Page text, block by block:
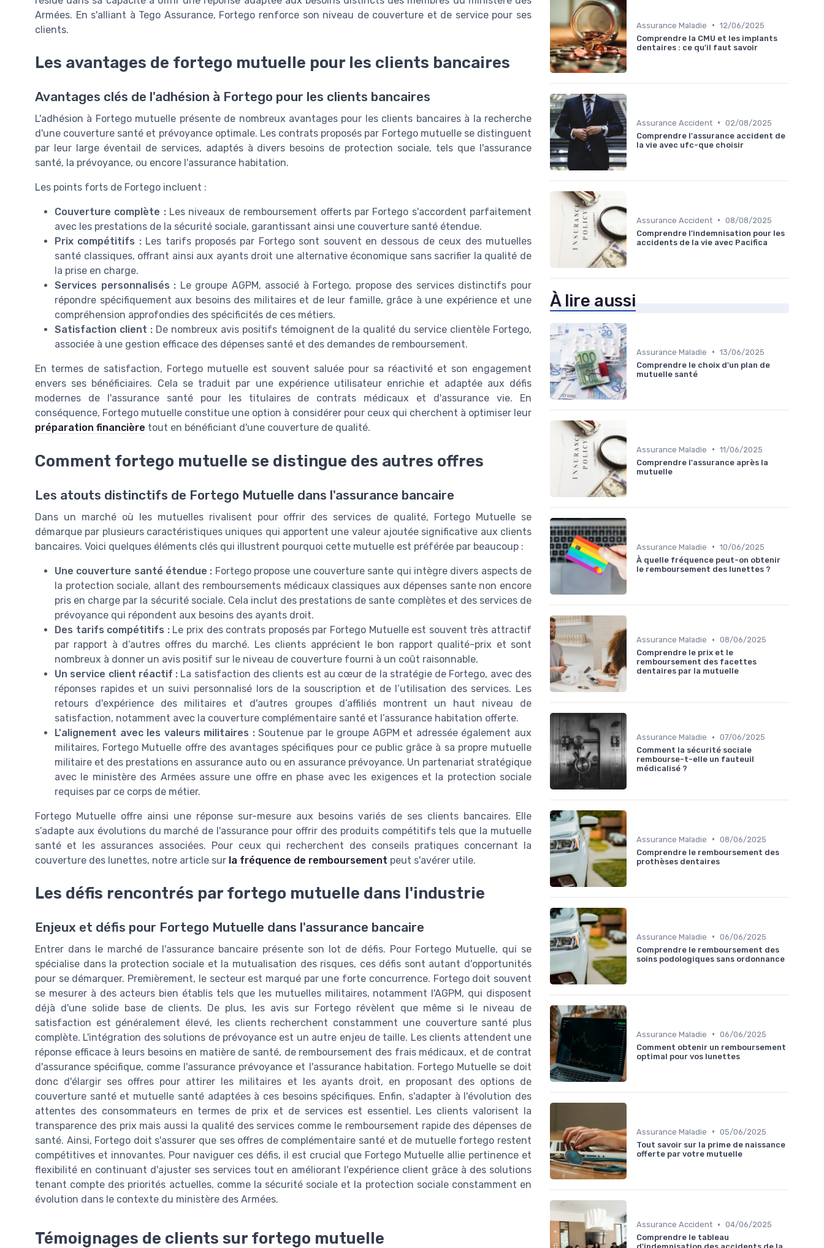
Armées. En s'alliant à Tego Assurance, Fortego renforce son niveau de couverture et de service pour ses
clients.
Les avantages de fortego mutuelle pour les clients bancaires
Avantages clés de l'adhésion à Fortego pour les clients bancaires
L'adhésion à Fortego mutuelle présente de nombreux avantages pour les clients bancaires à la recherche
d'une couverture santé et prévoyance optimale. Les contrats proposés par Fortego mutuelle se distinguent
par leur large éventail de services, adaptés à divers besoins de protection sociale, tels que l'assurance
santé, la prévoyance, ou encore l'assurance habitation.
Les points forts de Fortego incluent :
Couverture complète :Les niveaux de remboursement offerts par Fortego s'accordent parfaitement
avec les prestations de la sécurité sociale, garantissant ainsi une couverture santé étendue.
Prix compétitifs :Les tarifs proposés par Fortego sont souvent en dessous de ceux des mutuelles
santé classiques, offrant ainsi aux ayants droit une alternative économique sans sacrifier la qualité de
la prise en charge.
Services personnalisés : Le groupe AGPM, associé à Fortego, propose des services distinctifs pour
répondre spécifiquement aux besoins des militaireset de leur famille, grâce à une expérience et une
compréhension approfondies des spécificités de ces métiers.
Satisfaction client :De nombreux avispositifs témoignent de la qualité du service clientèle Fortego,
associée à une gestion efficace des dépenses santé et des demandes de remboursement.
En termes de satisfaction, Fortego mutuelle est souvent saluée pour sa réactivité et son engagement
envers ses bénéficiaires. Cela se traduit par une expérienceutilisateur enrichie et adaptée aux défis
modernes de l'assurance santé pour les titulaires de contrats médicaux et d'assurance vie. En
conséquence, Fortego mutuelle constitue une option à considérer pour ceux qui cherchent à optimiser leur
préparation financière tout en bénéficiant d'une couverture de qualité.
Comment fortego mutuelle se distingue des autres offres
Les atouts distinctifs de Fortego Mutuelle dans l'assurance bancaire
Dans un marché où les mutuelles rivalisent pour offrir des services de qualité, Fortego Mutuelle se
démarque par plusieurs caractéristiques uniques qui apportent une valeur ajoutée significative aux clients
bancaires. Voici quelques éléments clés qui illustrent pourquoi cette mutuelle est préférée par beaucoup :
Une couverture santé étendue : Fortego propose une couverture sante qui intègre divers aspects de
la protection sociale, allant des remboursements médicaux classiques aux dépenses sante non encore
pris en charge par la sécurité sociale. Cela inclut des prestations de sante complètes et des services de
prévoyance qui répondent aux besoins des ayants droit.
Des tarifs compétitifs :Le prix des contrats proposés par Fortego Mutuelle est souvent très attractif
par rapport à d’autres offres du marché. Les clients apprécient le bon rapport qualité-prix et sont
nombreux à donner un avis positif sur le niveau de couverture fourni à un coût raisonnable.
Un service client réactif : La satisfaction des clients est au cœur de la stratégie de Fortego, avec des
réponses rapides et un suivi personnalisé lors de la souscription et de l’utilisation des services. Les
retours d'expérience des militaires et d'autres groupes d’affiliés montrent un haut niveau de
satisfaction, notamment avec la couverture complémentaire santé et l’assurance habitation offerte.
L'alignement avec les valeurs militaires :Soutenue par le groupe AGPM et adressée également aux
militaires, Fortego Mutuelle offre des avantages spécifiques pour ce public grâce à sa propre mutuelle
militaire et des prestations en assurance auto ou en assurance prévoyance. Un partenariat stratégique
avec le ministère des Armées assure une offre en phase avec les exigences et la protection sociale
requises par ce corps de métier.
Fortego Mutuelle offre ainsi une réponse sur-mesure aux besoins variés de ses clients bancaires. Elle
s’adapte aux évolutions du marché de l'assurance pour offrir des produits compétitifs tels que la mutuelle
santé et les assurances associées. Pour ceux qui recherchent des conseils pratiques concernant la
couverture des lunettes, notre article sur la fréquence de remboursement peut s'avérer utile.
Les défis rencontrés par fortego mutuelle dans l'industrie
Enjeux et défis pour Fortego Mutuelle dans l'assurance bancaire
Entrer dans le marché de l'assurance bancaire présente son lot de défis. Pour Fortego Mutuelle, qui se
spécialise dans la protection sociale et la mutualisation des risques, ces défis sont autant d'opportunités
pour se démarquer. Premièrement, le secteur est marqué par une forte concurrence. Fortego doit souvent
se mesurer à des acteurs bien établis tels que les mutuelles militaires, notamment l'AGPM, qui disposent
déjà d'une solide base de clients. De plus, les avis sur Fortego révèlent que même si le niveau de
satisfaction est généralement élevé, les clients recherchent constamment une couverture santé plus
complète. L'intégration des solutions de prévoyance est un autre enjeu de taille. Les clients attendent une
réponse efficace à leurs besoins en matière de santé, de remboursement des frais médicaux, et de contrat
d'assurance spécifique, comme l'assurance prévoyance et l'assurance habitation. Fortego Mutuelle se doit
donc d'élargir ses offres pour attirer les militaires et les ayants droit, en proposant des options de
couverture santé et mutuelle santé adaptées à ces besoins spécifiques. Enfin, s'adapter à l'évolution des
attentes des consommateurs en termes de prix et de services est essentiel. Les clients valorisent la
transparence des prix mais aussi la qualité des services comme le remboursement rapide des dépenses de
santé. Ainsi, Fortego doit s'assurer que ses offres de complémentaire santé et de mutuelle fortego restent
compétitives et innovantes. Pour naviguer ces défis, il est crucial que Fortego Mutuelle allie pertinence et
flexibilité en continuant d'ajuster ses services tout en améliorant l'expérience client grâce à des solutions
tenant compte des priorités actuelles, comme la sécurité sociale et la protection sociale constamment en
évolution dans le contexte du ministère des Armées.
Témoignages de clients sur fortego mutuelle
Assurance Maladie • 12/06/2025
Comprendre la CMU et les implants
dentaires : ce qu'il faut savoir
Assurance Accident • 02/08/2025
Comprendre l'assurance accident de
la vie avec ufc-que choisir
Assurance Accident • 08/08/2025
Comprendre l'indemnisation pour les
accidents de la vie avec Pacifica
À lire aussi
Assurance Maladie • 13/06/2025
Comprendre le choix d'un plan de
mutuelle santé
Assurance Maladie • 11/06/2025
Comprendre l'assurance après la
mutuelle
Assurance Maladie • 10/06/2025
À quelle fréquence peut-on obtenir
le remboursement des lunettes ?
Assurance Maladie • 08/06/2025
Comprendre le prix et le
remboursement des facettes
dentaires par la mutuelle
Assurance Maladie • 07/06/2025
Comment la sécurité sociale
rembourse-t-elle un fauteuil
médicalisé ?
Assurance Maladie • 08/06/2025
Comprendre le remboursement des
prothèses dentaires
Assurance Maladie • 06/06/2025
Comprendre le remboursement des
soins podologiques sans ordonnance
Assurance Maladie • 06/06/2025
Comment obtenir un remboursement
optimal pour vos lunettes
Assurance Maladie • 05/06/2025
Tout savoir sur la prime de naissance
offerte par votre mutuelle
Assurance Accident • 04/06/2025
Comprendre le tableau